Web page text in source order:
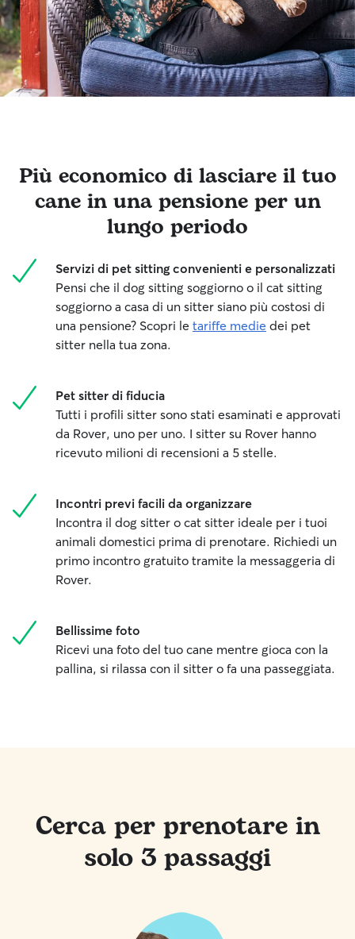
Più economico di lasciare il tuo
cane in una pensione per un
lungo periodo
Servizi di pet sitting convenienti e personalizzati
Pensi che il dog sitting soggiorno o il cat sitting
soggiorno a casa di un sitter siano più costosi di
una pensione? Scopri le tariffe medie dei pet
sitter nella tua zona.
Pet sitter di fiducia
Tutti i profili sitter sono stati esaminati e approvati
da Rover, uno per uno. I sitter su Rover hanno
ricevuto milioni di recensioni a 5 stelle.
Incontri previ facili da organizzare
Incontra il dog sitter o cat sitter ideale per i tuoi
animali domestici prima di prenotare. Richiedi un
primo incontro gratuito tramite la messaggeria di
Rover.
Bellissime foto
Ricevi una foto del tuo cane mentre gioca con la
pallina, si rilassa con il sitter o fa una passeggiata.
Cerca per prenotare in
solo 3 passaggi